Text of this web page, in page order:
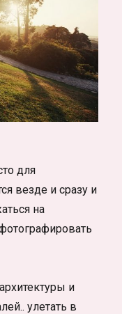
для
везде и сразу и
на
и
улетать в